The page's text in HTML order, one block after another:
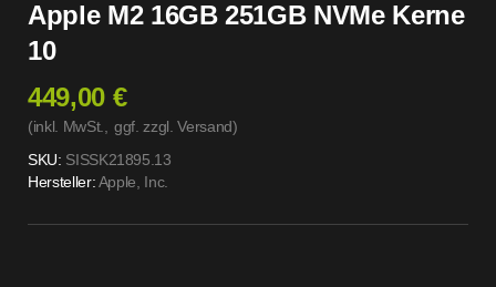
Apple M2 16GB 251GB NVMe Kerne
10
449,00 €
(inkl. MwSt., ggf. zzgl. Versand)
SKU: SISSK21895.13
Hersteller:Apple, Inc.